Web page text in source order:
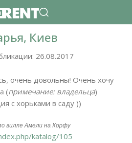
Киев
26.08.2017
очень довольны! Очень хочу
(примечание: владельца)
с хорьками в саду ))
вилле Амели на Корфу
katalog/105